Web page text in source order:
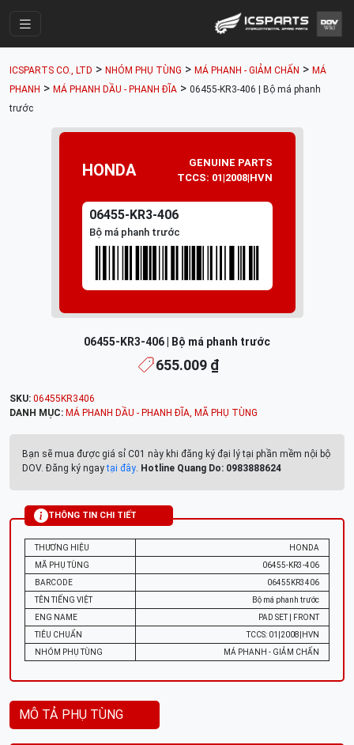
Cửa Hàng
Nhóm Phụ Tùng
Tài khoản
ICSPARTS CO., LTD > NHÓM PHỤ TÙNG > MÁ PHANH - GIẢM CHẤN > MÁ
PHANH > MÁ PHANH DẦU - PHANH ĐĨA > 06455-KR3-406 | Bộ má phanh
trước
HONDA
GENUINE PARTS
TCCS: 01|2008|HVN
06455-KR3-406
Bộ má phanh trước
06455-KR3-406 | Bộ má phanh trước
655.009 ₫
SKU: 06455KR3406
DANH MỤC: MÁ PHANH DẦU - PHANH ĐĨA, MÃ PHỤ TÙNG
Bạn sẽ mua được giá sỉ C01 này khi đăng ký đại lý tại phần mềm nội bộ
DOV. Đăng ký ngaytại đây. Hotline Quang Do: 0983888624
THÔNG TIN CHI TIẾT
THƯƠNG HIỆU
HONDA
MÃ PHỤ TÙNG
06455-KR3-406
BARCODE
06455KR3406
TÊN TIẾNG VIỆT
Bộ má phanh trước
ENG NAME
PAD SET | FRONT
TIÊU CHUẨN
TCCS: 01|2008|HVN
NHÓM PHỤ TÙNG
MÁ PHANH - GIẢM CHẤN
MÔ TẢ PHỤ TÙNG